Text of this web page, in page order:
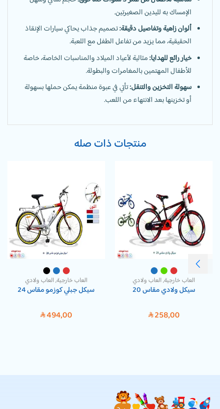
الإمساك به لليدين الصغيرتين.
ألوان زاهية وتفاصيل دقيقة:تصميم جذاب يحاكي سيارات الإنقاذ
الحقيقية، مما يزيد من تفاعل الطفل مع اللعبة.
خيار رائع للهدايا:مثالية لأعياد الميلاد والمناسبات الخاصة، خاصة
للأطفال المهتمين بالمغامرات والبطولة.
سهولة التخزين والتنقل:تأتي في عبوة منظمة يمكن حملها بسهولة
أو تخزينها بعد الانتهاء من اللعب.
منتجات ذات صله
العاب خارجية,العاب ولادي
سيكل ولادي مقاس 20
SAR258,00
العاب خارجية,العاب ولادي
سيكل جبلي كوزمو مقاس 24
SAR494,00